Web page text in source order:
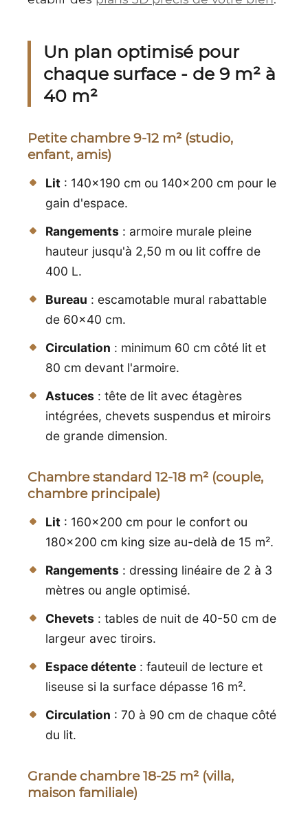
Un plan optimisé pour
chaque surface - de 9 m² à
40 m²
Petite chambre 9-12 m² (studio,
enfant, amis)
Lit : 140x190 cm ou 140x200 cm pour le
gain d'espace.
Rangements : armoire murale pleine
hauteur jusqu'à 2,50 m ou lit coffre de
400 L.
Bureau : escamotable mural rabattable
de 60x40 cm.
Circulation : minimum 60 cm côté lit et
80 cm devant l'armoire.
Astuces : tête de lit avec étagères
intégrées, chevets suspendus et miroirs
de grande dimension.
Chambre standard 12-18 m² (couple,
chambre principale)
Lit : 160x200 cm pour le confort ou
180x200 cm king size au-delà de 15 m².
Rangements : dressing linéaire de 2 à 3
mètres ou angle optimisé.
Chevets : tables de nuit de 40-50 cm de
largeur avec tiroirs.
Espace détente : fauteuil de lecture et
liseuse si la surface dépasse 16 m².
Circulation : 70 à 90 cm de chaque côté
du lit.
Grande chambre 18-25 m² (villa,
maison familiale)